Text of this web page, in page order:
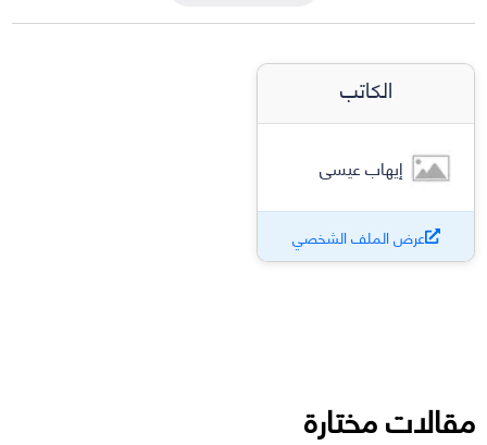
الكاتب
إيهاب عيسى
عرض الملف الشخصي
مقالات مختارة